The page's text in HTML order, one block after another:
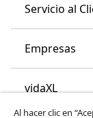
Servicio al
Empresas
vidaXL
Al hacer clic en